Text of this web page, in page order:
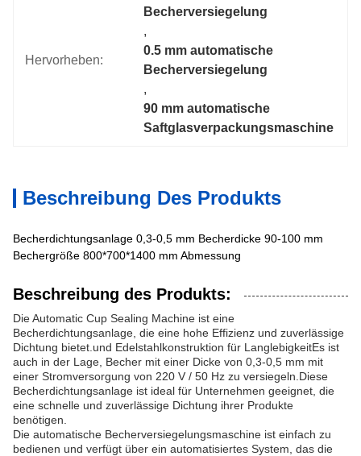
Hervorheben:
Becherversiegelung
,
0.5 mm automatische
Becherversiegelung
,
90 mm automatische
Saftglasverpackungsmaschine
Beschreibung Des Produkts
Becherdichtungsanlage 0,3-0,5 mm Becherdicke 90-100 mm
Bechergröße 800*700*1400 mm Abmessung
Beschreibung des Produkts:
Die Automatic Cup Sealing Machine ist eine
Becherdichtungsanlage, die eine hohe Effizienz und zuverlässige
Dichtung bietet.und Edelstahlkonstruktion für LanglebigkeitEs ist
auch in der Lage, Becher mit einer Dicke von 0,3-0,5 mm mit
einer Stromversorgung von 220 V / 50 Hz zu versiegeln.Diese
Becherdichtungsanlage ist ideal für Unternehmen geeignet, die
eine schnelle und zuverlässige Dichtung ihrer Produkte
benötigen.
Die automatische Becherversiegelungsmaschine ist einfach zu
bedienen und verfügt über ein automatisiertes System, das die